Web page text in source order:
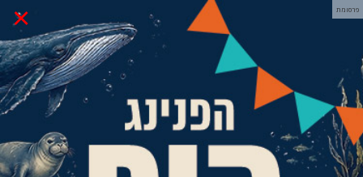
× פרסומת